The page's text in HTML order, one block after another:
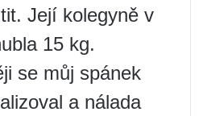
Její kolegyně v
15 kg.
se můj spánek
a nálada